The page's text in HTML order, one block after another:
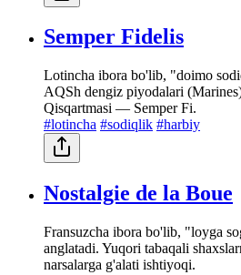
Semper Fidelis
Lotincha ibora bo'lib, "doimo
AQSh dengiz piyodalari
Qisqartmasi — Semper Fi.
#lotincha #sodiqlik #harbiy
Nostalgie de la Boue
Fransuzcha ibora bo'lib, "loyga
anglatadi. Yuqori tabaqali
narsalarga g'alati ishtiyoqi.